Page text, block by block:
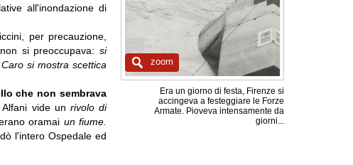
zoom
Era un giorno di festa, Firenze si
accingeva a festeggiare le Forze
Armate. Pioveva intensamente da
giorni...
all'inondazione di
per precauzione,
si preoccupava: si
si mostra scettica
che non sembrava
vide un rivolo di
oramai un fiume.
l'intero Ospedale ed